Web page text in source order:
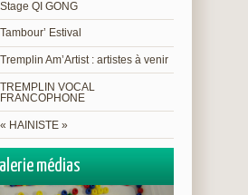
Stage QI GONG
Tambour’ Estival
Tremplin Am’Artist : artistes à venir
TREMPLIN VOCAL
FRANCOPHONE
« HAINISTE »
médias